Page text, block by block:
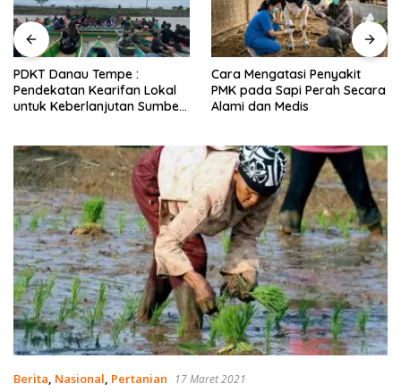
PDKT Danau Tempe :
Pendekatan Kearifan Lokal
untuk Keberlanjutan Sumber
Cara Mengatasi Penyakit
PMK pada Sapi Perah Secara
Alami dan Medis
Berita, Nasional, Pertanian 17 Maret 2021